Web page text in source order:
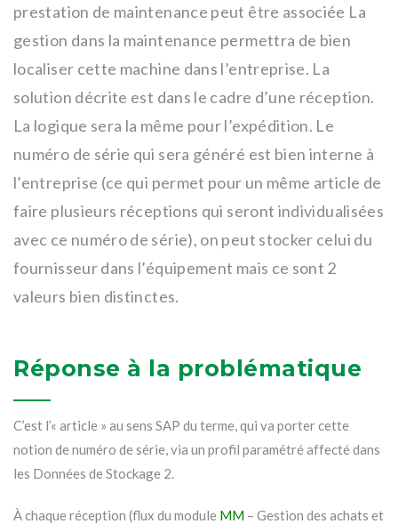
prestation de maintenance peut être associée La
gestion dans la maintenance permettra de bien
localiser cette machine dans l’entreprise. La
solution décrite est dans le cadre d’une réception.
La logique sera la même pour l’expédition. Le
numéro de série qui sera généré est bien interne à
l’entreprise (ce qui permet pour un même article de
faire plusieurs réceptions qui seront individualisées
avec ce numéro de série), on peut stocker celui du
fournisseur dans l’équipement mais ce sont 2
valeurs bien distinctes.
Réponse à la problématique
C’est l’« article » au sens SAP du terme, qui va porter cette
notion de numéro de série, via un profil paramétré affecté dans
les Données de Stockage 2.
À chaque réception (flux du module MM – Gestion des achats et